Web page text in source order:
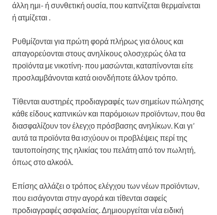
άλλη ημι- ή συνθετική ουσία, που καπνίζεται θερμαίνεται
ή ατμίζεται .
Ρυθμίζονται για πρώτη φορά πλήρως για όλους και
απαγορεύονται στους ανηλίκους ολοσχερώς όλα τα
προϊόντα με νικοτίνη· που μασώνται, καταπίνονται είτε
προσλαμβάνονται κατά οιονδήποτε άλλον τρόπο.
Τίθενται αυστηρές προδιαγραφές των σημείων πώλησης
κάθε είδους καπνικών και παρόμοιων προϊόντων, που θα
διασφαλίζουν τον έλεγχο πρόσβασης ανηλίκων. Και γι’
αυτά τα προϊόντα θα ισχύουν οι προβλέψεις περί της
ταυτοποίησης της ηλικίας του πελάτη από τον πωλητή,
όπως στο αλκοόλ.
Επίσης αλλάζει ο τρόπος ελέγχου των νέων προϊόντων,
που εισάγονται στην αγορά και τίθενται σαφείς
προδιαγραφές ασφαλείας. Δημιουργείται νέα ειδική